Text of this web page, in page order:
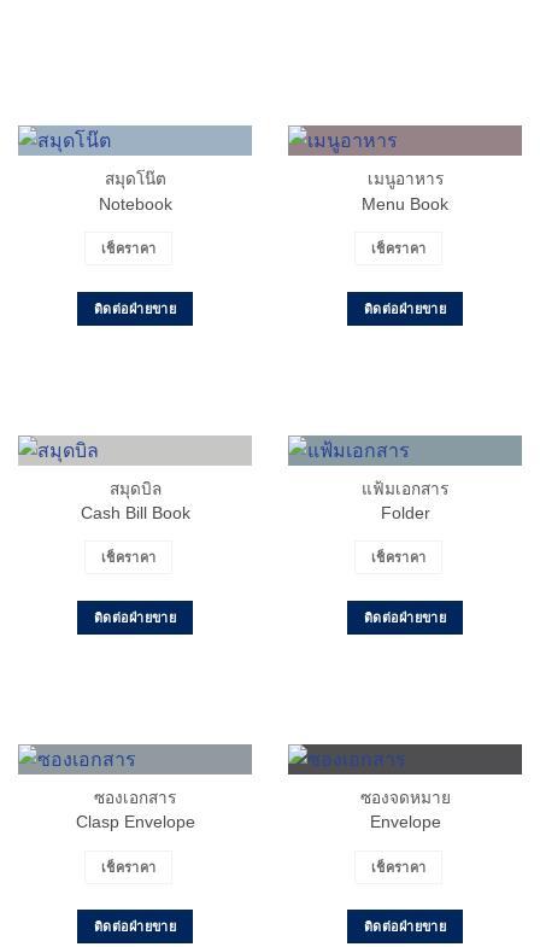
สมุดโน๊ต
Notebook
เช็คราคา
ติดต่อฝ่ายขาย
เมนูอาหาร
Menu Book
เช็คราคา
ติดต่อฝ่ายขาย
สมุดบิล
Cash Bill Book
เช็คราคา
ติดต่อฝ่ายขาย
แฟ้มเอกสาร
Folder
เช็คราคา
ติดต่อฝ่ายขาย
ซองเอกสาร
Clasp Envelope
เช็คราคา
ติดต่อฝ่ายขาย
ซองจดหมาย
Envelope
เช็คราคา
ติดต่อฝ่ายขาย